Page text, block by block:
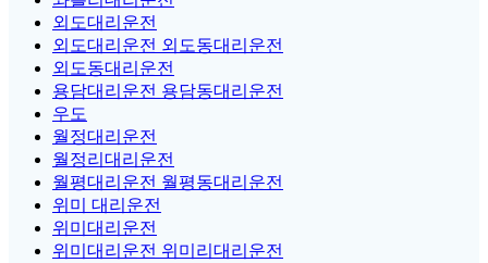
외도대리운전
외도대리운전 외도동대리운전
외도동대리운전
용담대리운전 용담동대리운전
우도
월정대리운전
월정리대리운전
월평대리운전 월평동대리운전
위미 대리운전
위미대리운전
위미대리운전 위미리대리운전